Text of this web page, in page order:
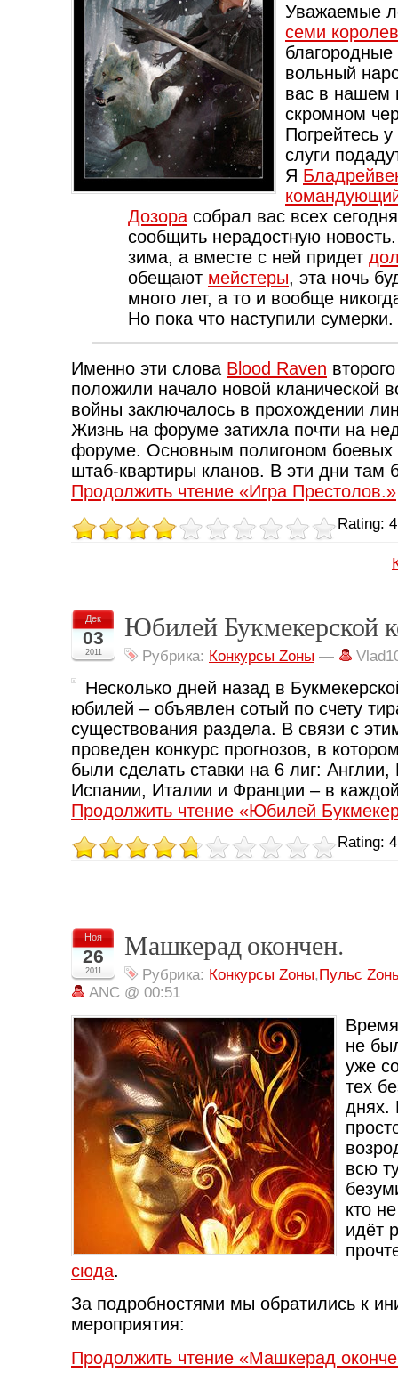
Уважаемые
семи
вольный
вас в нашем
скромном
Погрейтесь
слуги
Я
Дозора собрал вас всех
сообщить нерадостную
зима, а вместе с ней придет
обещают мейстеры, эта ночь
много лет, а то и вообще
Но пока что наступили сумерки.
Именно эти слова Blood Raven
положили начало новой кланической
войны заключалось в прохождении
Жизнь на форуме затихла почти на
форуме. Основным полигоном боевых
штаб-квартиры кланов. В эти дни там
Продолжить чтение «Игра Престолов.»
Rating:
Дек
03
2011
Юбилей Букмекерской
Рубрика: Конкурсы Zоны —
Несколько дней назад в
юбилей – объявлен сотый по счету
существования раздела. В связи с
проведен конкурс прогнозов, в
были сделать ставки на 6 лиг:
Испании, Италии и Франции – в
Продолжить чтение «Юбилей
Rating:
Ноя
26
2011
Машкерад окончен.
Рубрика: Конкурсы Zоны, Пульс
ANC @ 00:51
не
уже
тех
днях.
всю
кто
идёт
сюда.
За подробностями мы обратились к
мероприятия:
Продолжить чтение «Машкерад